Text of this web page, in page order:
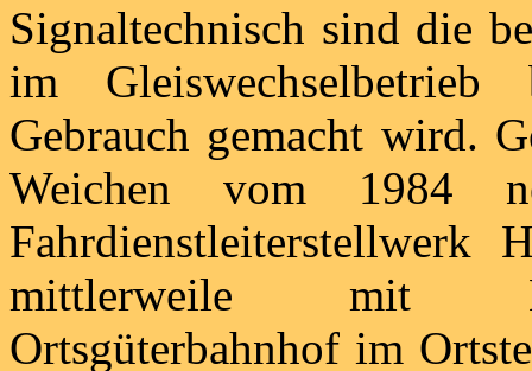
Signaltechnisch sind die
im
Gebrauch gemacht wird.
Weichen vom 1984
mittlerweile mit
Ortsgüterbahnhof im